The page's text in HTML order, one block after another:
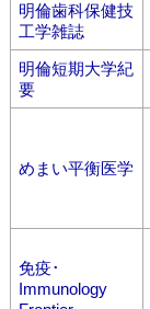
明倫歯科保健技
工学雑誌
明倫短期大学紀
要
めまい平衡医学
免疫･
Immunology